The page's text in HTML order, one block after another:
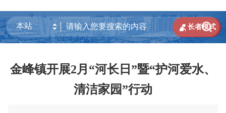

 长者模式
金峰镇开展2月“河长日”暨“护河爱水、
清洁家园”行动